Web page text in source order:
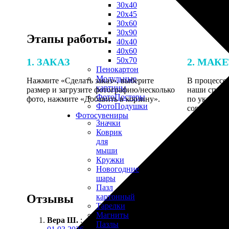
30х40
20х45
30х60
30х90
40х40
40х60
50х70
Пенокартон
Модульные
картины
ФотоПостеры
ФотоПодушки
Фотоcувениры
Значки
Коврик
для
мыши
Кружки
Новогодние
шары
Пазл
картонный
Тарелки
Магниты
Пазлы
Этапы работы
1. ЗАКАЗ
Нажмите «Сделать заказ», выберите
размер и загрузите фотографию/несколько
фото, нажмите «Добавить в корзину».
2.
В процессе
наши
по
Отзывы
Вера Ш. :